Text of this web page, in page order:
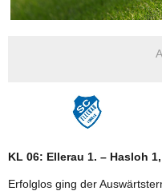
KL 06: Ellerau 1. – Hasloh
Erfolglos ging der